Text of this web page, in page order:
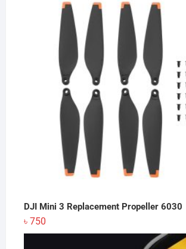
DJI Mini 3 Replacement Propeller 6030
৳ 750